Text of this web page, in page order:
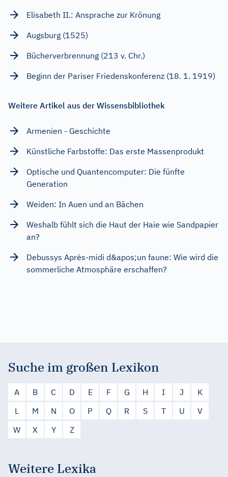
Elisabeth II.: Ansprache zur Krönung
Augsburg (1525)
Bücherverbrennung (213 v. Chr.)
Beginn der Pariser Friedenskonferenz (18. 1. 1919)
Weitere Artikel aus der Wissensbibliothek
Armenien - Geschichte
Künstliche Farbstoffe: Das erste Massenprodukt
Optische und Quantencomputer: Die fünfte
Generation
Weiden: In Auen und an Bächen
Weshalb fühlt sich die Haut der Haie wie Sandpapier
an?
Debussys Après-midi d&apos;un faune: Wie wird die
sommerliche Atmosphäre erschaffen?
Suche im großen Lexikon
A B C D E F G H I J
K
L
M N O P Q R S T U
V
W
X Y Z
Weitere Lexika